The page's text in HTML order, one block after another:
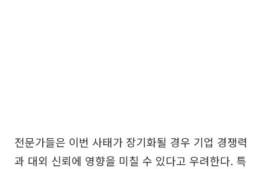
전문가들은 이번 사태가 장기화될 경우 기업 경쟁력
과 대외 신뢰에 영향을 미칠 수 있다고 우려한다. 특